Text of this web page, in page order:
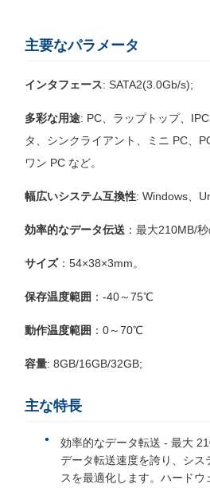
主要なパラメータ
インタフェース: SATA2(3.0Gb/s);
多彩な用途: PC、ラップトップ、
タ、シンクライアント、ミニ PC、
ワン PC など。
幅広いシステム互換性: Windows、
効率的なデータ伝送 ：最大210MB/
サイズ：54×38×3mm。
保存温度範囲 ：-40～75℃
動作温度範囲 ：0～70℃
容量: 8GB/16GB/32GB;
主な特長
効率的なデータ転送 - 最大
データ転送速度を誇り、シス
スを最適化します。ハード